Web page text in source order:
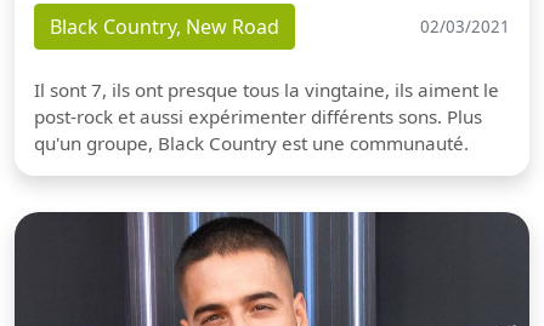
Black Country, New Road 02/03/2021
Il sont 7, ils ont presque tous la vingtaine, ils aiment le
post-rock et aussi expérimenter différents sons. Plus
qu'un groupe, Black Country est une communauté.